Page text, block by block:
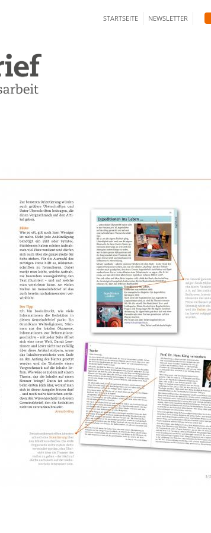
STARTSEITE NEWSLETTER